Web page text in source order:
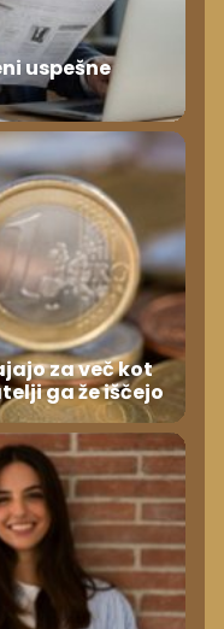
uspešne
za več kot
ga že iščejo